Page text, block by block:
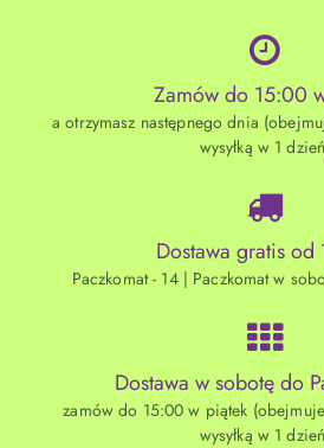
Zamów do 15:00
a otrzymasz następnego dnia
wysyłką w 1
Dostawa gratis od
Paczkomat - 14 | Paczkomat w
Dostawa w sobotę do
zamów do 15:00 w piątek
wysyłką w 1